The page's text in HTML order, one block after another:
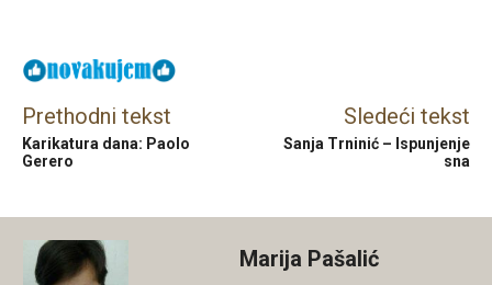
Prethodni tekst
Karikatura dana: Paolo
Gerero
Sledeći tekst
Sanja Trninić – Ispunjenje
sna
Marija Pašalić